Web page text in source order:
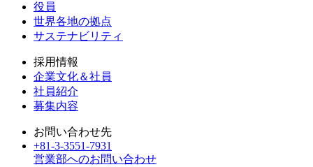
役員
世界各地の拠点
サステナビリティ
採用情報
企業文化＆社員
社員紹介
募集内容
お問い合わせ先
+81-3-3551-7931
営業部へのお問い合わせ